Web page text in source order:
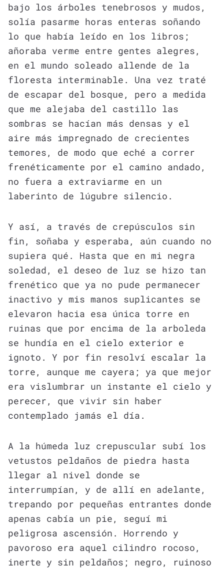
bajo los árboles tenebrosos y mudos,
solía pasarme horas enteras soñando
lo que había leído en los libros;
añoraba verme entre gentes alegres,
en el mundo soleado allende de la
floresta interminable. Una vez traté
de escapar del bosque, pero a medida
que me alejaba del castillo las
sombras se hacían más densas y el
aire más impregnado de crecientes
temores, de modo que eché a correr
frenéticamente por el camino andado,
no fuera a extraviarme en un
laberinto de lúgubre silencio.
Y así, a través de crepúsculos sin
fin, soñaba y esperaba, aún cuando no
supiera qué. Hasta que en mi negra
soledad, el deseo de luz se hizo tan
frenético que ya no pude permanecer
inactivo y mis manos suplicantes se
elevaron hacia esa única torre en
ruinas que por encima de la arboleda
se hundía en el cielo exterior e
ignoto. Y por fin resolví escalar la
torre, aunque me cayera; ya que mejor
era vislumbrar un instante el cielo y
perecer, que vivir sin haber
contemplado jamás el día.
A la húmeda luz crepuscular subí los
vetustos peldaños de piedra hasta
llegar al nivel donde se
interrumpían, y de allí en adelante,
trepando por pequeñas entrantes donde
apenas cabía un pie, seguí mi
peligrosa ascensión. Horrendo y
pavoroso era aquel cilindro rocoso,
inerte y sin peldaños; negro, ruinoso